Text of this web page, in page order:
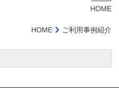
HOME
HOME ご利用事例紹介